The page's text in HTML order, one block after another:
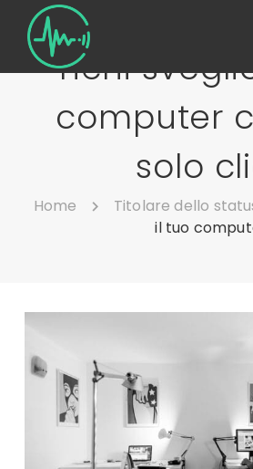
Tieni
computer
solo
Home Titolare dello
il tuo